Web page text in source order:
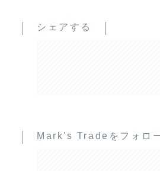
シェアする
Mark's Tradeをフォロ